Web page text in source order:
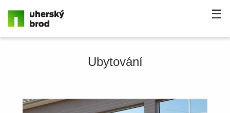
☰
Ubytování